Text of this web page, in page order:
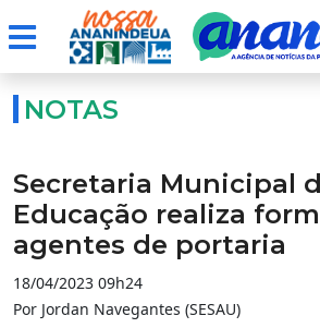
NOTAS
Secretaria Municipal
Educação realiza
agentes de portaria
18/04/2023 09h24
Por Jordan Navegantes (SESAU)